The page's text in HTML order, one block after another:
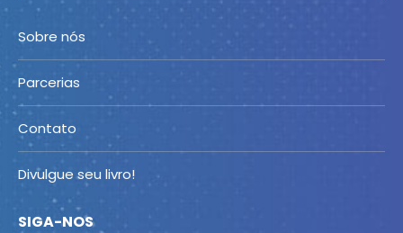
Sobre nós
Parcerias
Contato
Divulgue seu livro!
SIGA-NOS